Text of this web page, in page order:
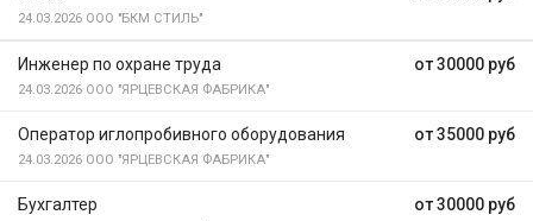
24.03.2026 ООО "БКМ СТИЛЬ"
от 30000 руб
Инженер по охране труда
24.03.2026 ООО "ЯРЦЕВСКАЯ ФАБРИКА"
от 35000 руб
Оператор иглопробивного оборудования
24.03.2026 ООО "ЯРЦЕВСКАЯ ФАБРИКА"
от 30000 руб
Бухгалтер